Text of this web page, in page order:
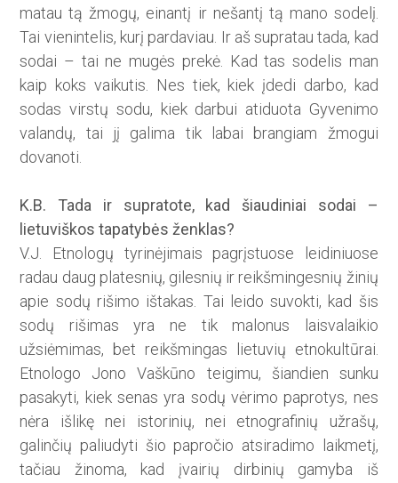
matau tą žmogų, einantį ir nešantį tą mano sodelį.
Tai vienintelis, kurį pardaviau. Ir aš supratau tada, kad
sodai – tai ne mugės prekė. Kad tas sodelis man
kaip koks vaikutis. Nes tiek, kiek įdedi darbo, kad
sodas virstų sodu, kiek darbui atiduota Gyvenimo
valandų, tai jį galima tik labai brangiam žmogui
dovanoti.
K.B. Tada ir supratote, kad šiaudiniai sodai –
lietuviškos tapatybės ženklas?
V.J. Etnologų tyrinėjimais pa­grįstuose leidiniuose
radau daug platesnių, gilesnių ir reikšmingesnių žinių
apie sodų rišimo ištakas. Tai leido suvokti, kad šis
sodų rišimas yra ne tik malonus laisvalaikio
užsiėmimas, bet reikšmingas lietuvių etnokultūrai.
Etnologo Jono Vaškūno teigimu, šiandien sunku
pasakyti, kiek senas yra sodų vėrimo paprotys, nes
nėra išlikę nei istorinių, nei etnografinių užrašų,
galinčių paliudyti šio papročio atsiradimo laikmetį,
tačiau žinoma, kad įvairių dirbinių gamyba iš